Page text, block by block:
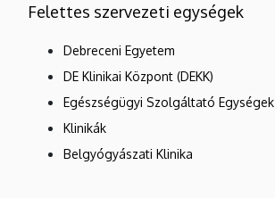
Felettes szervezeti egységek
Debreceni Egyetem
DE Klinikai Központ (DEKK)
Egészségügyi Szolgáltató Egységek
Klinikák
Belgyógyászati Klinika